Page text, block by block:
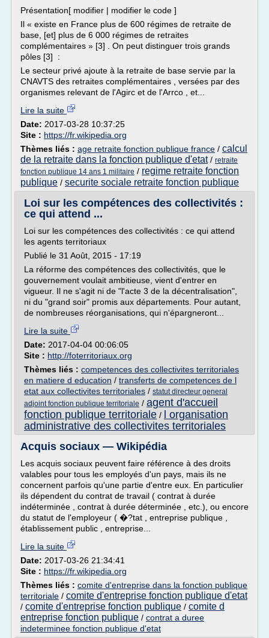
Présentation[ modifier | modifier le code ]
Il « existe en France plus de 600 régimes de retraite de
base, [et] plus de 6 000 régimes de retraites
complémentaires » [3] . On peut distinguer trois grands
pôles [3] :
Le secteur privé ajoute à la retraite de base servie par la
CNAVTS des retraites complémentaires , versées par des
organismes relevant de l'Agirc et de l'Arrco , et...
Lire la suite
Date: 2017-03-28 10:37:25
Site : https://fr.wikipedia.org
Thèmes liés : age retraite fonction publique france / calcul
de la retraite dans la fonction publique d'etat/ retraite
fonction publique 14 ans 1 militaire / regime retraite fonction
publique / securite sociale retraite fonction publique
Loi sur les compétences des collectivités :
ce qui attend ...
Loi sur les compétences des collectivités : ce qui attend
les agents territoriaux
Publié le 31 Août, 2015 - 17:19
La réforme des compétences des collectivités, que le
gouvernement voulait ambitieuse, vient d'entrer en
vigueur. Il ne s'agit ni de "l'acte 3 de la décentralisation",
ni du "grand soir" promis aux départements. Pour autant,
de nombreuses réorganisations, qui n'épargneront...
Lire la suite
Date: 2017-04-04 00:06:05
Site : http://foterritoriaux.org
Thèmes liés : competences des collectivites territoriales
en matiere d education / transferts de competences de l
etat aux collectivites territoriales / statut directeur general
adjoint fonction publique territoriale / agent d'accueil
fonction publique territoriale /
l organisation
administrative des collectivites territoriales
Acquis sociaux — Wikipédia
Les acquis sociaux peuvent faire référence à des droits
valables pour tous les employés d'un pays, mais ils ne
concernent parfois qu'une partie d'entre eux. En particulier
ils dépendent du contrat de travail ( contrat à durée
indéterminée , contrat à durée déterminée , etc.), ou encore
du statut de l'employeur ( �?tat , entreprise publique ,
établissement public , entreprise...
Lire la suite
Date: 2017-03-26 21:34:41
Site : https://fr.wikipedia.org
Thèmes liés : comite d'entreprise dans la fonction publique
territoriale / comite d'entreprise fonction publique d'etat
/ comite d'entreprise fonction publique / comite d
entreprise fonction publique / contrat a duree
indeterminee fonction publique d'etat